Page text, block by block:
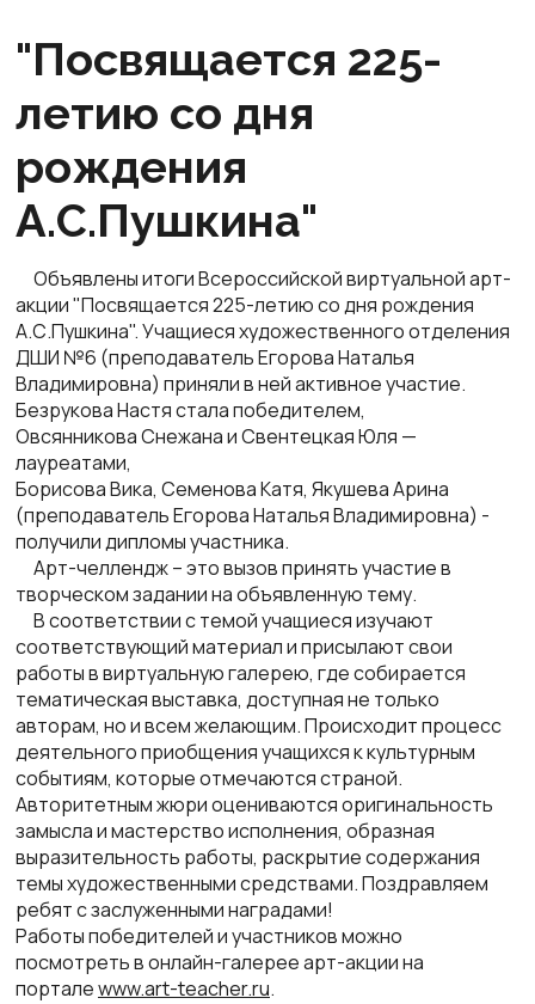
"Посвящается 225-
летию со дня
рождения
А.С.Пушкина"
Объявлены итоги Всероссийской виртуальной арт-
акции "Посвящается 225-летию со дня рождения
А.С.Пушкина". Учащиеся художественного отделения
ДШИ №6 (преподаватель Егорова Наталья
Владимировна) приняли в ней активное участие.
Безрукова Настя стала победителем,
Овсянникова Снежана и Свентецкая Юля —
лауреатами,
Борисова Вика, Семенова Катя, Якушева Арина
(преподаватель Егорова Наталья Владимировна) -
получили дипломы участника.
Арт-челлендж – это вызов принять участие в
творческом задании на объявленную тему.
В соответствии с темой учащиеся изучают
соответствующий материал и присылают свои
работы в виртуальную галерею, где собирается
тематическая выставка, доступная не только
авторам, но и всем желающим. Происходит процесс
деятельного приобщения учащихся к культурным
событиям, которые отмечаются страной.
Авторитетным жюри оцениваются оригинальность
замысла и мастерство исполнения, образная
выразительность работы, раскрытие содержания
темы художественными средствами. Поздравляем
ребят с заслуженными наградами!
Работы победителей и участников можно
посмотреть в онлайн-галерее арт-акции на
порталеwww.art-teacher.ru.